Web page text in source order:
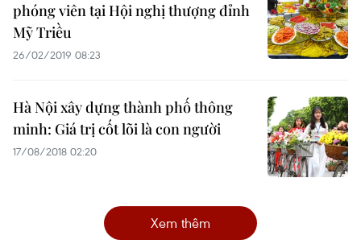
phóng viên tại Hội nghị thượng đỉnh
Mỹ Triều
26/02/2019 08:23
Hà Nội xây dựng thành phố thông
minh: Giá trị cốt lõi là con người
17/08/2018 02:20
Xem thêm